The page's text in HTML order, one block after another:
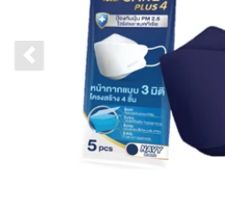
Previous slide